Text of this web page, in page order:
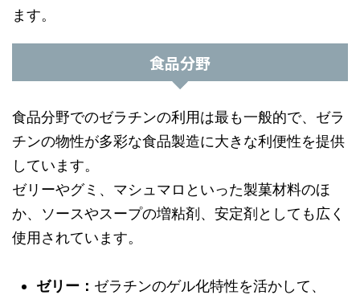
ます。
食品分野
食品分野でのゼラチンの利用は最も一般的で、ゼラ
チンの物性が多彩な食品製造に大きな利便性を提供
しています。
ゼリーやグミ、マシュマロといった製菓材料のほ
か、ソースやスープの増粘剤、安定剤としても広く
使用されています。
ゼリー： ゼラチンのゲル化特性を活かして、